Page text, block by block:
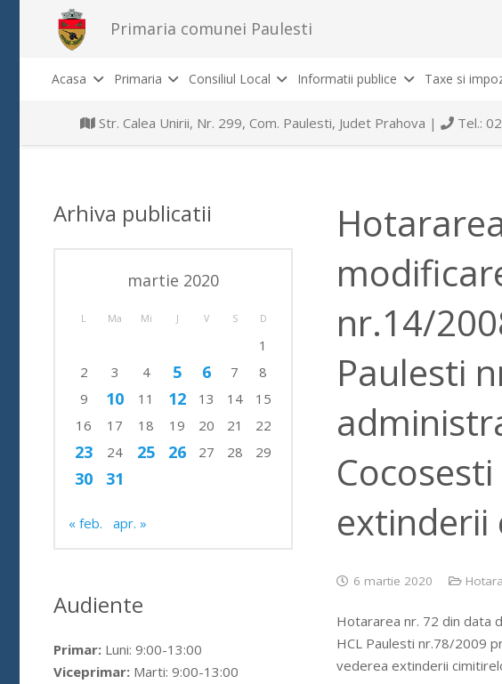
Primaria comunei Paulesti
Acasa Primaria Consiliul Local Informatii publice Taxe si
Str. Calea Unirii, Nr. 299, Com. Paulesti, Judet Prahova | Tel.:
nr.14/
Paulesti
extinderii
6 martie 2020
Hotararea nr. 72 din data
HCL Paulesti nr.78/2009
vederea extinderii
Arhiva publicatii
martie 2020
L Ma Mi J V S D
1
2
3 4 5 6 7
8
9
10 11 12 13 14
15
16
17 18 19 20 21 22
23 24 25 26 27 28 29
30 31
« feb. apr. »
Audiente
Primar:Luni: 9:00-13:00
Viceprimar:Marti: 9:00-13:00